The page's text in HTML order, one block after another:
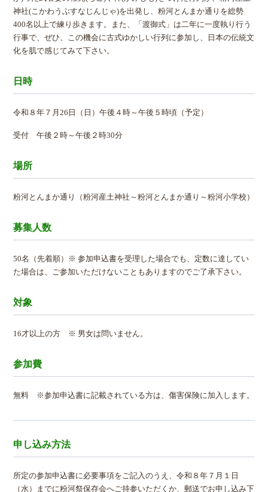
神社(こかわうぶすなじんじゃ)を出発し、粉河とんまか通りを総勢
400名以上で練り歩きます。また、「渡御式」は二年に一度執り行う
行事で、ぜひ、この機会に古式ゆかしい行列に参加し、日本の伝統文
化を肌で感じてみて下さい。
日時
令和８年７月26日（日）午後４時～午後５時頃（予定）
受付 午後２時～午後２時30分
場所
粉河とんまか通り（粉河産土神社～粉河とんまか通り～粉河小学校）
募集人数
50名（先着順）※ 参加申込書を受理した場合でも、定数に達してい
た場合は、ご参加いただけないこともありますのでご了承下さい。
対象
16才以上の方 ※ 男女は問いません。
参加費
無料 ※参加申込書に記載されている方は、傷害保険に加入します。
申し込み方法
所定の参加申込書に必要事項をご記入のうえ、令和８年７月１日
（水）までに粉河祭保存会へご持参いただくか、郵送でお申し込み下